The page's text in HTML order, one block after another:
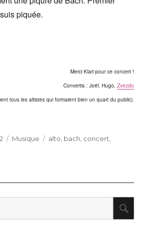
piquée.
Merci Klari pour ce concert !
Convertis : Joël, Hugo, Zvezdo
tous les altistes qui formaient bien un quart du public).
Catégories
Musique Étiquettes
alto, bach, concert,